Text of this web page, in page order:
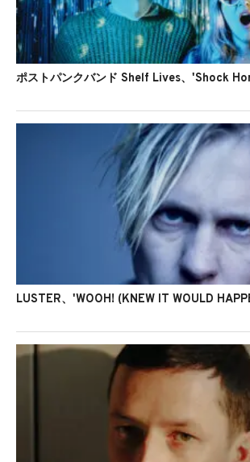
ポストパンクバンド Shelf Lives、'Shock
LUSTER、'WOOH! (KNEW IT WOULD